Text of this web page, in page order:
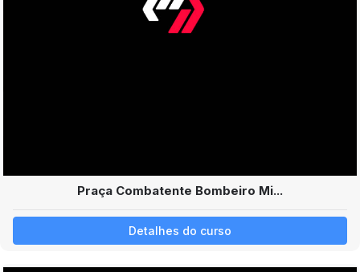
Praça Combatente Bombeiro Mi...
Detalhes do curso